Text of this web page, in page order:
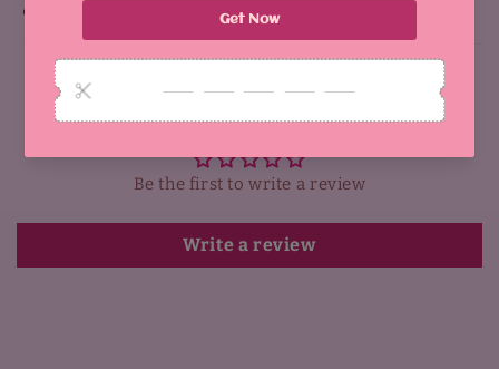
Why You'll Love It:
Customer Reviews
Be the first to write a review
Write a review